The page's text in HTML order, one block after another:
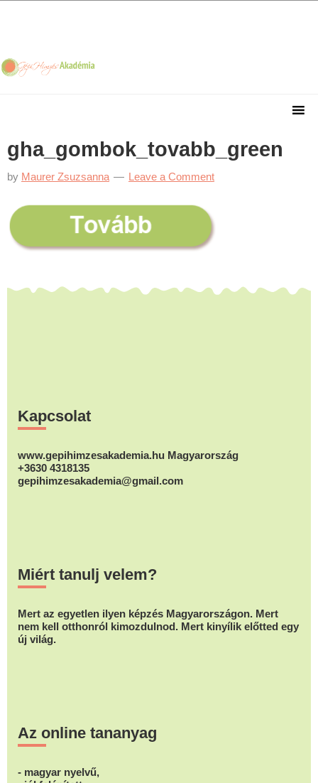
navigation
content
sidebar
gha_gombok_tovabb_green
by Maurer Zsuzsanna Leave a Comment
Kapcsolat
www.gepihimzesakademia.hu Magyarország
+3630 4318135
gepihimzesakademia@gmail.com
Miért tanulj velem?
Mert az egyetlen ilyen képzés Magyarországon. Mert
nem kell otthonról kimozdulnod. Mert kinyílik előtted egy
új világ.
Az online tananyag
- magyar nyelvű,